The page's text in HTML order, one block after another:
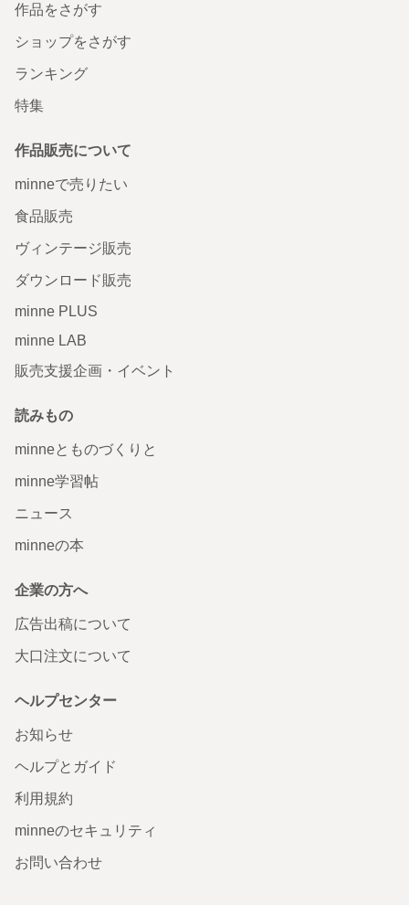
作品をさがす
ショップをさがす
ランキング
特集
作品販売について
minneで売りたい
食品販売
ヴィンテージ販売
ダウンロード販売
minne PLUS
minne LAB
販売支援企画・イベント
読みもの
minneとものづくりと
minne学習帖
ニュース
minneの本
企業の方へ
広告出稿について
大口注文について
ヘルプセンター
お知らせ
ヘルプとガイド
利用規約
minneのセキュリティ
お問い合わせ